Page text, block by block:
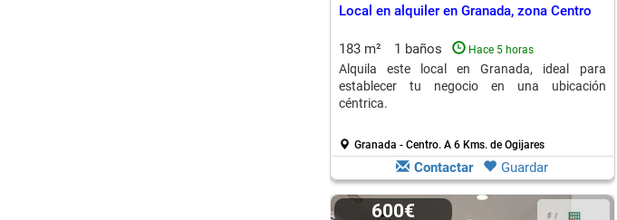
Local en alquiler en Granada, zona Centro
183 m² 1 baños Hace 5 horas
Alquila este local en Granada, ideal para
establecer tu negocio en una ubicación
céntrica.
Granada - Centro. A 6 Kms. de Ogijares
Contactar Guardar
600€